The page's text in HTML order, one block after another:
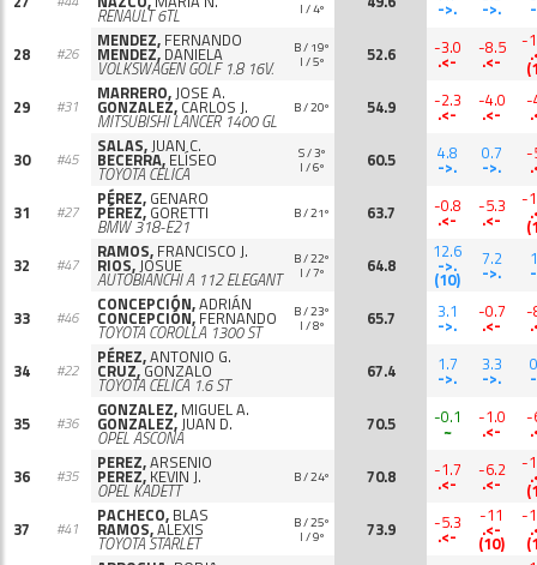
RENAULT 6TL I / 4º ->. ->.
28
#26
MENDEZ, FERNANDO
MENDEZ, DANIELA
VOLKSWAGEN GOLF 1.8 16V.
B / 19º
I / 5º 52.6 -3.0
.<-
-8.5
.<-
-
29
#31
MARRERO,JOSE A.
GONZALEZ,CARLOS J.
MITSUBISHI LANCER 1400 GL
B / 20º 54.9 -2.3
.<-
-4.0
.<-
-
30
#45
SALAS,JUAN C.
BECERRA, ELÍSEO
TOYOTA CELICA
S / 3º
I / 6º 60.5 4.8
->.
0.7
->.
-
31
#27
PÉREZ, GENARO
PÉREZ, GORETTI
BMW 318-E21
B / 21º 63.7 -0.8
.<-
-5.3
.<-
-
32
#47
RAMOS, FRANCISCO J.
RIOS,JOSUE
AUTOBIANCHI A 112 ELEGANT
B / 22º
I / 7º 64.8
12.6
->.
(10)
7.2
->.
33
#46
CONCEPCIÓN,ADRIÁN
CONCEPCIÓN, FERNANDO
TOYOTA COROLLA 1300 ST
B / 23º
I / 8º 65.7 3.1
->.
-0.7
.<-
-
34
#22
PÉREZ,ANTONIO G.
CRUZ,GONZALO
TOYOTA CELICA 1.6 ST
67.4 1.7
->.
3.3
->.
35
#36
GONZALEZ, MIGUEL A.
GONZALEZ,JUAN D.
OPEL ASCONA
70.5 -0.1
~
-1.0
.<-
-
36
#35
PEREZ,ARSENIO
PEREZ, KEVIN J.
OPEL KADETT
B / 24º 70.8 -1.7
.<-
-6.2
.<-
-
37
#41
PACHECO, BLAS
RAMOS,ALEXIS
TOYOTA STARLET
B / 25º
I / 9º 73.9 -5.3
.<-
-11
.<-
(10)
-